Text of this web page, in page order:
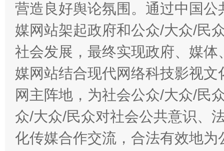
营造良好舆论氛围。通过中国
媒网站架起政府和公众/大众/民
社会发展，最终实现政府、媒
媒网站结合现代网络科技影视
网主阵地，为社会公众/大众/民
众/大众/民众对社会公共意识、
化传媒合作交流，合法有效地